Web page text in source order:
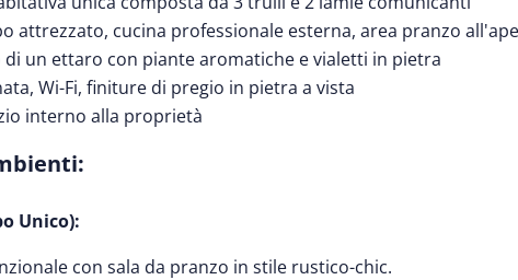
attrezzato, cucina professionale esterna, area pranzo
di un ettaro con piante aromatiche e vialetti in pietra
Wi-Fi, finiture di pregio in pietra a vista
interno alla proprietà
Unico):
con sala da pranzo in stile rustico-chic.